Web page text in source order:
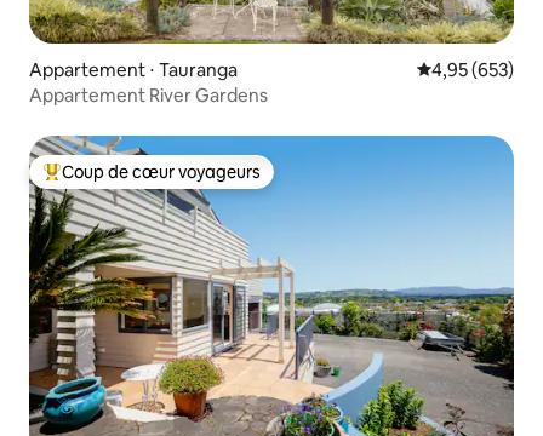
Appartement ⋅ Tauranga Évaluation
4,95 (653)
Appartement River Gardens
Coups de cœur voyageurs les plus appréciés
Coup de cœur voyageurs